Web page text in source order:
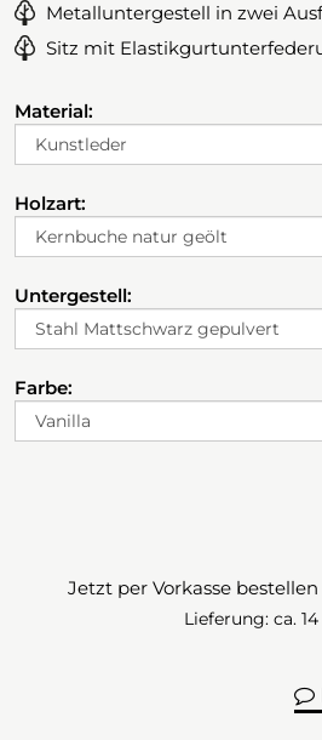
Metalluntergestell in zwei
Sitz mit
Material:
Holzart:
Untergestell:
Farbe:
Jetzt per Vorkasse
Lieferung: ca.